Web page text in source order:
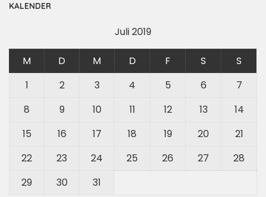
KALENDER
Juli 2019
M D M D F S
S
1
2 3 4 5 6
7
8
9 10 11 12 13
14
15
16 17 18 19 20
21
22
23 24 25 26 27
28
29
30 31